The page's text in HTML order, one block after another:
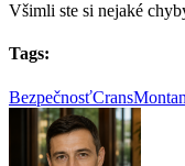
Všimli ste si nejaké
Tags:
Bezpečnosť